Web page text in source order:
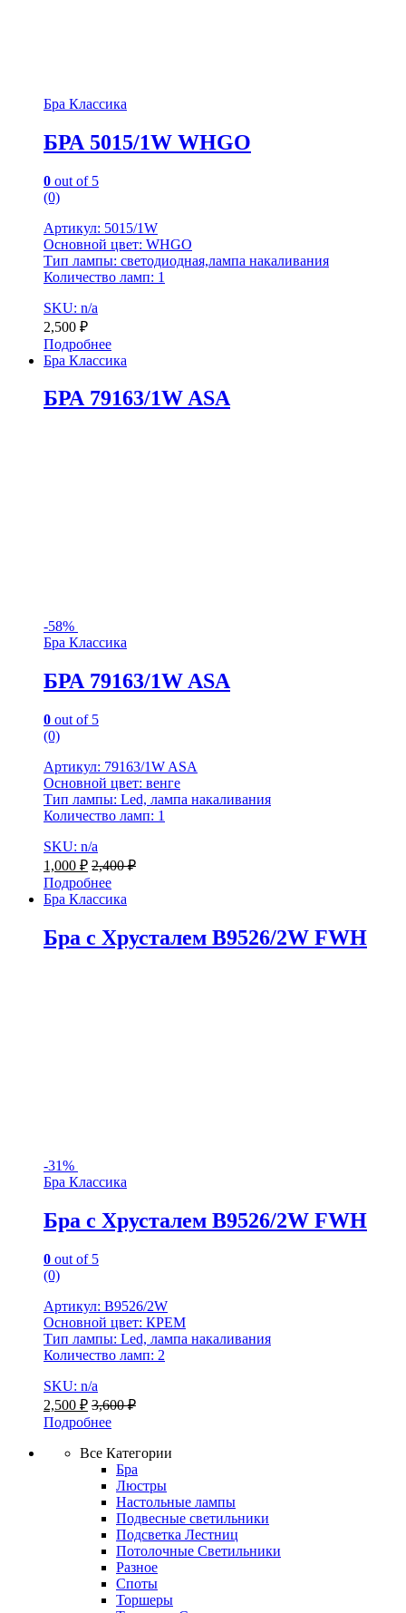
Бра Классика
БРА 5015/1W WHGO
0 out of 5
(0)
Артикул: 5015/1W
Основной цвет: WHGO
Тип лампы: светодиодная,лампа накаливания
Количество ламп: 1
SKU: n/a
2,500 ₽
Подробнее
Бра Классика
БРА 79163/1W ASA
-58%
Бра Классика
БРА 79163/1W ASA
0 out of 5
(0)
Артикул: 79163/1W ASA
Основной цвет: венге
Тип лампы: Led, лампа накаливания
Количество ламп: 1
SKU: n/a
1,000 ₽ 2,400₽
Подробнее
Бра Классика
Бра с Хрусталем B9526/2W FWH
-31%
Бра Классика
Бра с Хрусталем B9526/2W FWH
0 out of 5
(0)
Артикул: B9526/2W
Основной цвет: КРЕМ
Тип лампы: Led, лампа накаливания
Количество ламп: 2
SKU: n/a
2,500 ₽ 3,600₽
Подробнее
Все Категории
Бра
Люстры
Настольные лампы
Подвесные светильники
Подсветка Лестниц
Потолочные Светильники
Разное
Споты
Торшеры